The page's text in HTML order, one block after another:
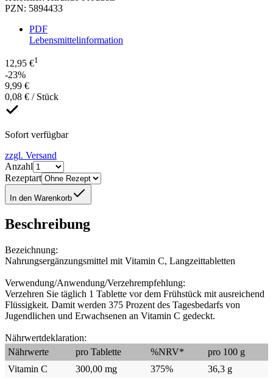
PZN: 5894433
PDF
Lebensmittelinformation
12,95 €1
-23%
9,99 €
0,08 € / Stück
Sofort verfügbar
zzgl. Versand
Anzahl
Rezeptart
In den Warenkorb
Beschreibung
Bezeichnung:
Nahrungsergänzungsmittel mit Vitamin C, Langzeittabletten
Verwendung/Anwendung/Verzehrempfehlung:
Verzehren Sie täglich 1 Tablette vor dem Frühstück mit ausreichend
Flüssigkeit. Damit werden 375 Prozent des Tagesbedarfs von
Jugendlichen und Erwachsenen an Vitamin C gedeckt.
Nährwertdeklaration:
Nährwerte
pro Tablette %NRV*
pro 100 g
Vitamin C
300,00 mg 375% 36,3 g